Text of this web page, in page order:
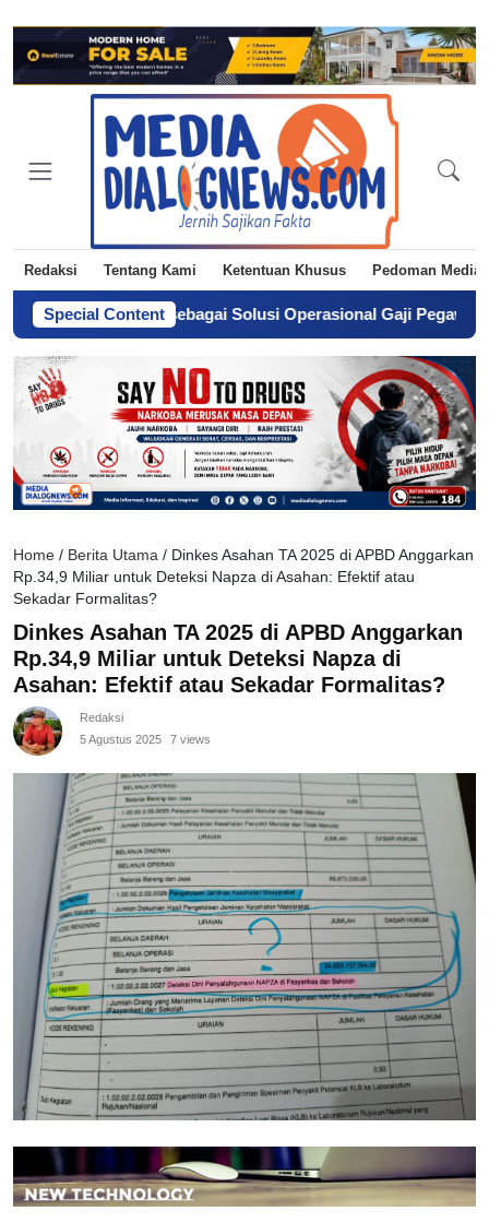
Redaksi Tentang Kami Ketentuan Khusus Pedoman Media
Special Content
Langkah sebagai Solusi Operasional Gaji Pegawai Pemda
Home / Berita Utama / Dinkes Asahan TA 2025 di APBD Anggarkan
Rp.34,9 Miliar untuk Deteksi Napza di Asahan: Efektif atau
Sekadar Formalitas?
Dinkes Asahan TA 2025 di APBD Anggarkan
Rp.34,9 Miliar untuk Deteksi Napza di
Asahan: Efektif atau Sekadar Formalitas?
Redaksi
5 Agustus 2025
7 views